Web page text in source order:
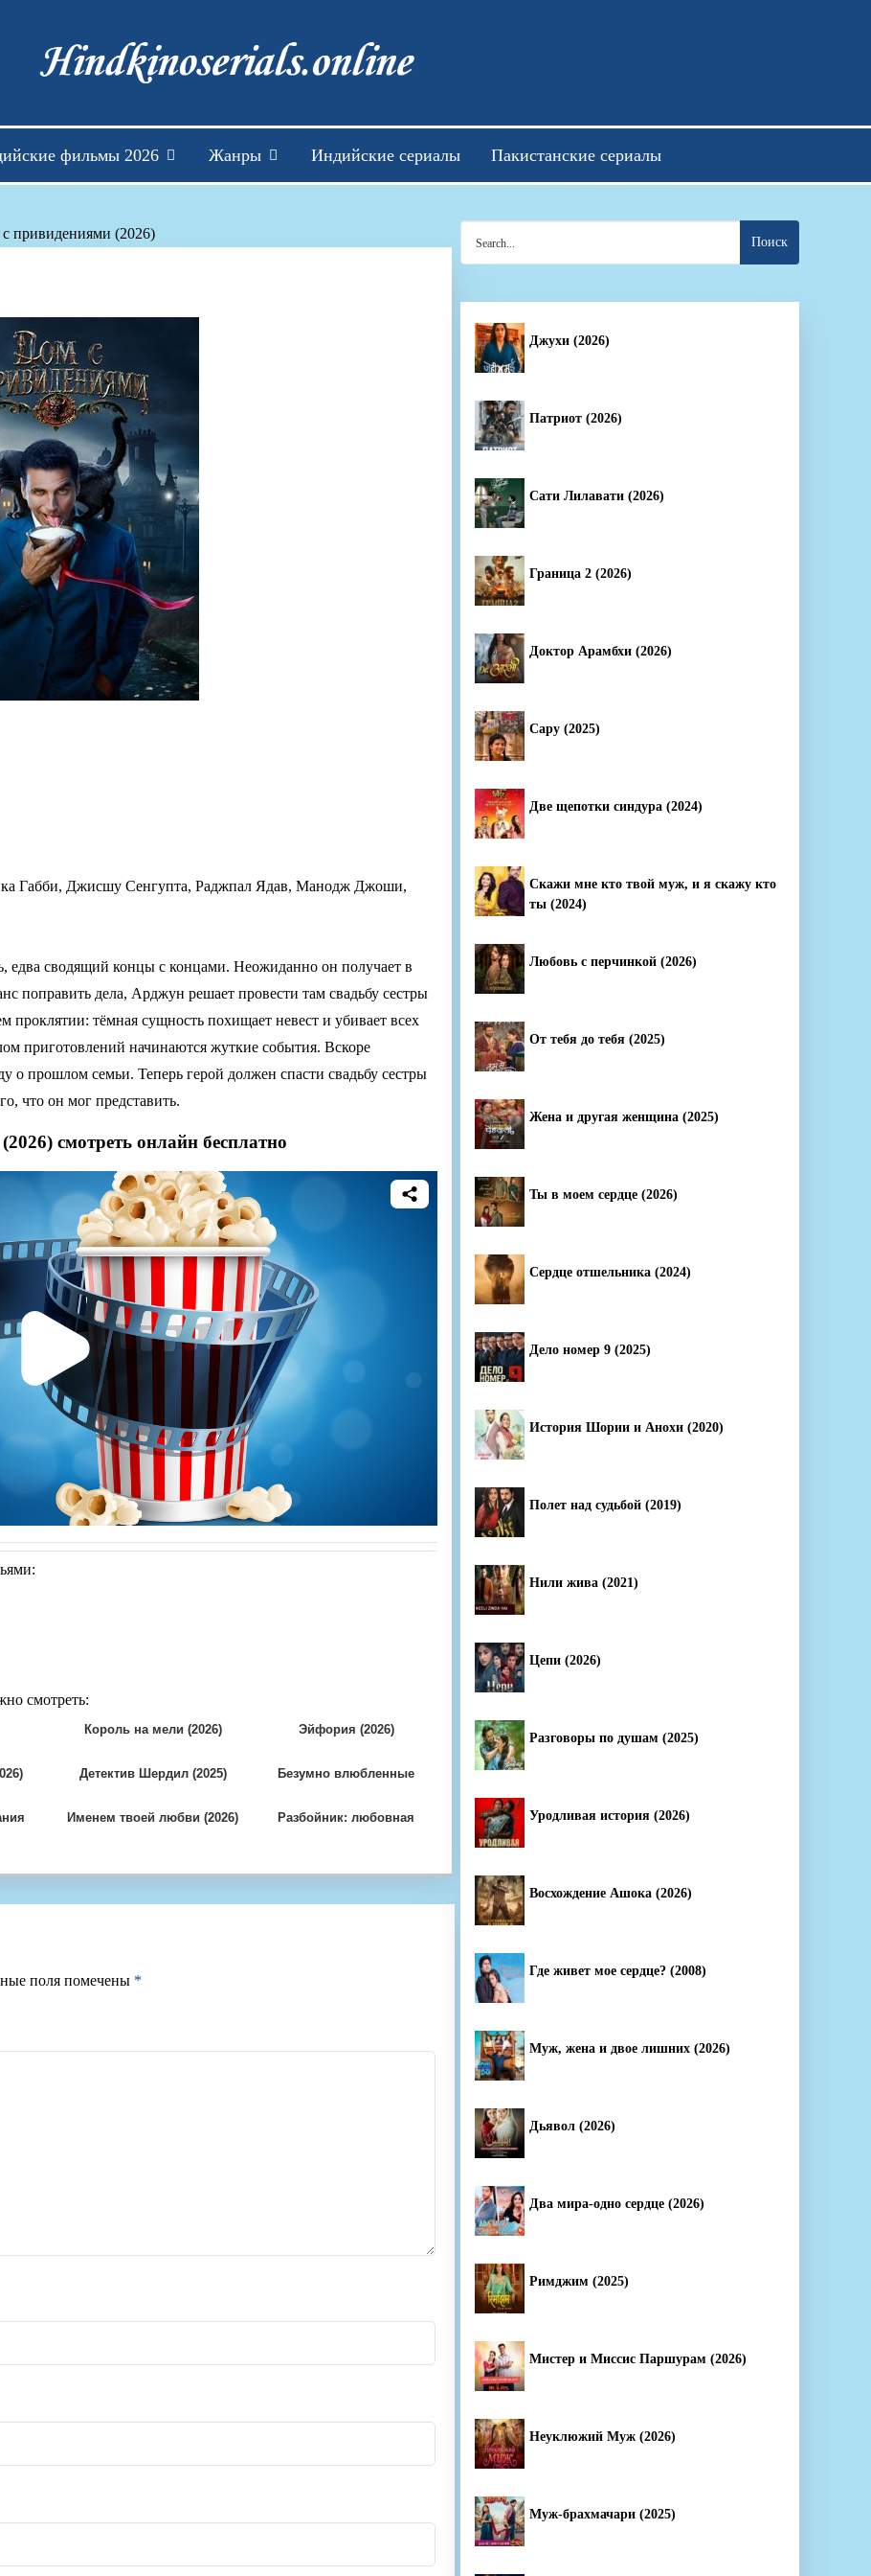
Индийские фильмы смотреть онлайн
фильмы 2026 Жанры Индийские сериалы Пакистанские сериалы
привидениями (2026)
Габби, Джисшу Сенгупта, Раджпал Ядав, Манодж Джоши,
едва сводящий концы с концами. Неожиданно он получает в
поправить дела, Арджун решает провести там свадьбу сестры
тёмная сущность похищает невест и убивает всех
приготовлений начинаются жуткие события. Вскоре
прошлом семьи. Теперь герой должен спасти свадьбу сестры
что он мог представить.
смотреть онлайн бесплатно
смотреть:
Король на мели (2026) Эйфория (2026)
Детектив Шердил (2025)
Безумно влюбленные
Именем твоей любви (2026)
Разбойник: любовная
поля помечены *
for:
Джухи (2026)
Патриот (2026)
Сати Лилавати (2026)
Граница 2 (2026)
Доктор Арамбхи (2026)
Сару (2025)
Две щепотки синдура (2024)
Скажи мне кто твой муж, и я скажу кто
ты (2024)
Любовь с перчинкой (2026)
От тебя до тебя (2025)
Жена и другая женщина (2025)
Ты в моем сердце (2026)
Сердце отшельника (2024)
Дело номер 9 (2025)
История Шории и Анохи (2020)
Полет над судьбой (2019)
Нили жива (2021)
Цепи (2026)
Разговоры по душам (2025)
Уродливая история (2026)
Восхождение Ашока (2026)
Где живет мое сердце? (2008)
Муж, жена и двое лишних (2026)
Дьявол (2026)
Два мира-одно сердце (2026)
Римджим (2025)
Мистер и Миссис Паршурам (2026)
Неуклюжий Муж (2026)
Муж-брахмачари (2025)